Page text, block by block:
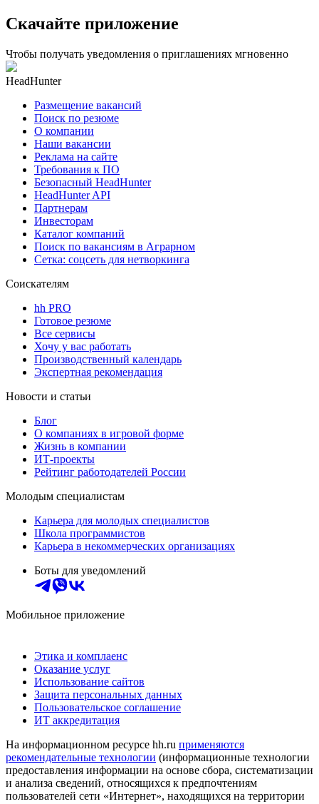
Скачайте приложение
Чтобы получать уведомления о приглашениях мгновенно
HeadHunter
Размещение вакансий
Поиск по резюме
О компании
Наши вакансии
Реклама на сайте
Требования к ПО
Безопасный HeadHunter
HeadHunter API
Партнерам
Инвесторам
Каталог компаний
Поиск по вакансиям в Аграрном
Сетка: соцсеть для нетворкинга
Соискателям
hh PRO
Готовое резюме
Все сервисы
Хочу у вас работать
Производственный календарь
Экспертная рекомендация
Новости и статьи
Блог
О компаниях в игровой форме
Жизнь в компании
ИТ-проекты
Рейтинг работодателей России
Молодым специалистам
Карьера для молодых специалистов
Школа программистов
Карьера в некоммерческих организациях
Боты для уведомлений
Мобильное приложение
Этика и комплаенс
Оказание услуг
Использование сайтов
Защита персональных данных
Пользовательское соглашение
ИТ аккредитация
На информационном ресурсе hh.ru применяются
рекомендательные технологии (информационные технологии
предоставления информации на основе сбора, систематизации
и анализа сведений, относящихся к предпочтениям
пользователей сети «Интернет», находящихся на территории